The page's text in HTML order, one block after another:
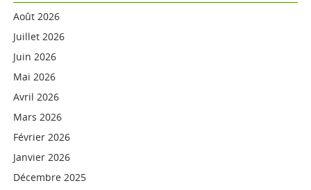
Août 2026
Juillet 2026
Juin 2026
Mai 2026
Avril 2026
Mars 2026
Février 2026
Janvier 2026
Décembre 2025